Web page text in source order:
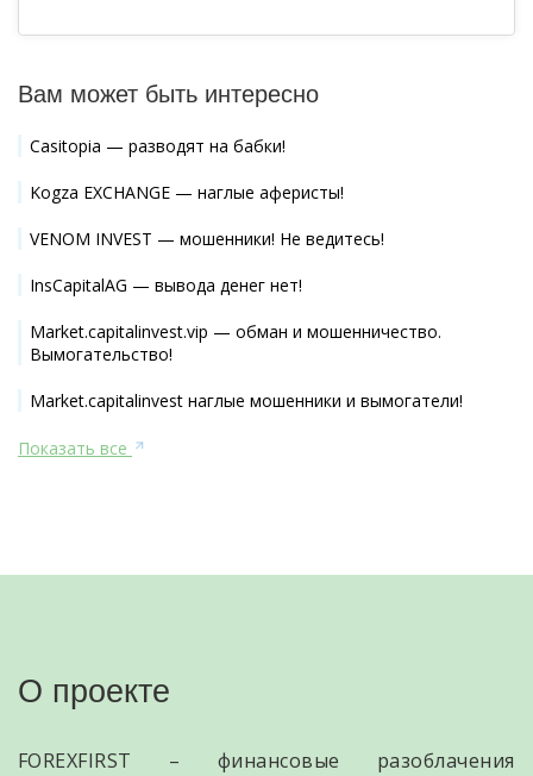
Вам может быть интересно
Casitopia — разводят на бабки!
Kogza EXCHANGE — наглые аферисты!
VENOM INVEST — мошенники! Не ведитесь!
InsCapitalAG — вывода денег нет!
Market.capitalinvest.vip — обман и мошенничество.
Вымогательство!
Market.capitalinvest наглые мошенники и вымогатели!
Показать все
О проекте
FOREXFIRST – финансовые разоблачения